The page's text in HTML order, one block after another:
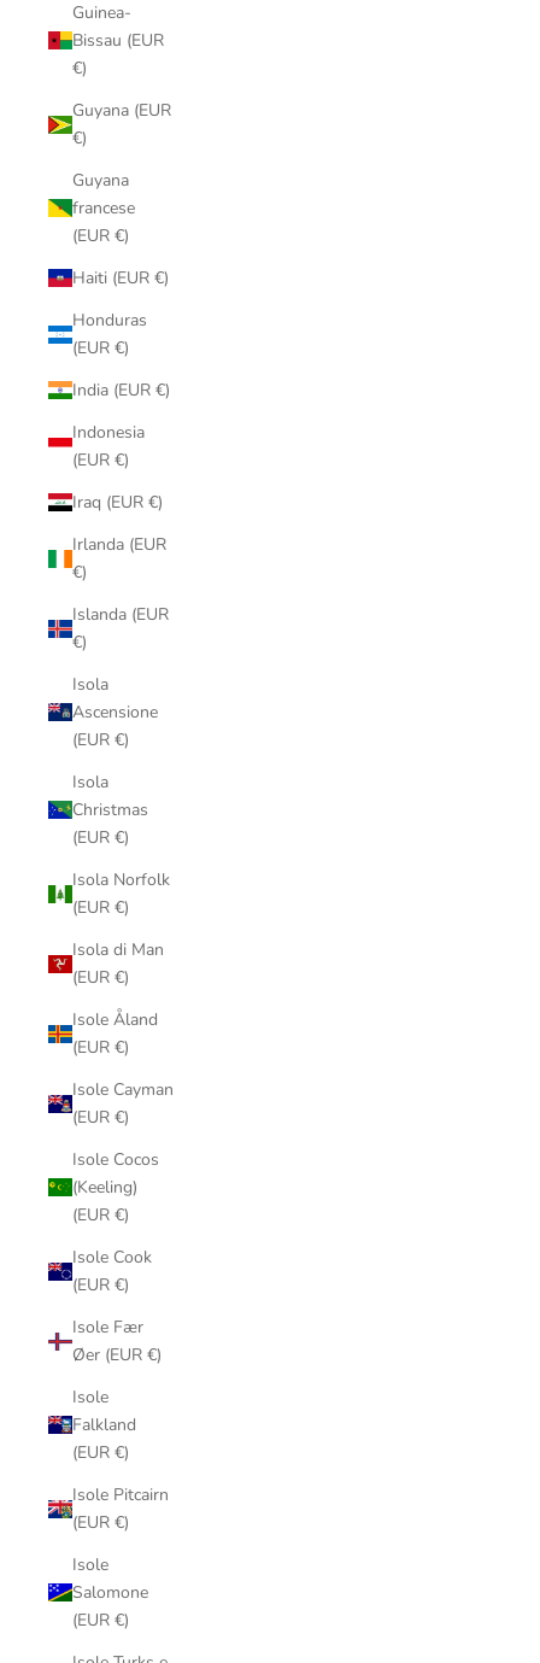
Guinea-
Bissau (EUR
€)
Guyana (EUR
€)
Guyana
francese
(EUR €)
Haiti (EUR €)
Honduras
(EUR €)
India (EUR €)
Indonesia
(EUR €)
Iraq (EUR €)
Irlanda (EUR
€)
Islanda (EUR
€)
Isola
Ascensione
(EUR €)
Isola
Christmas
(EUR €)
Isola Norfolk
(EUR €)
Isola di Man
(EUR €)
Isole Åland
(EUR €)
Isole Cayman
(EUR €)
Isole Cocos
(Keeling)
(EUR €)
Isole Cook
(EUR €)
Isole Fær
Øer (EUR €)
Isole
Falkland
(EUR €)
Isole Pitcairn
(EUR €)
Isole
Salomone
(EUR €)